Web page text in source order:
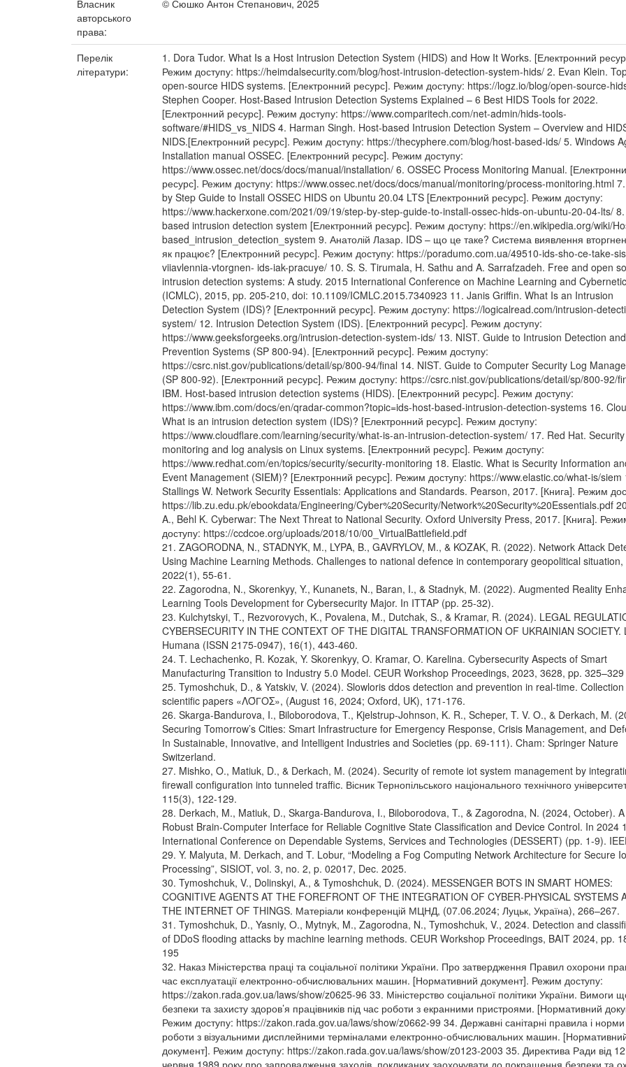
Власник
авторського
права:
© Сюшко Антон Степанович, 2025
Перелік
літератури:
1. Dora Tudor. What Is a Host Intrusion Detection System (HIDS) and How It Works. [Електронний
Режим доступу: https://heimdalsecurity.com/blog/host-intrusion-detection-system-hids/ 2. Evan Klein.
open-source HIDS systems. [Електронний ресурс]. Режим доступу: https://logz.io/blog/open-source-
Stephen Cooper. Host-Based Intrusion Detection Systems Explained – 6 Best HIDS Tools for 2022.
[Електронний ресурс]. Режим доступу: https://www.comparitech.com/net-admin/hids-tools-
software/#HIDS_vs_NIDS 4. Harman Singh. Host-based Intrusion Detection System – Overview and
NIDS.[Електронний ресурс]. Режим доступу: https://thecyphere.com/blog/host-based-ids/ 5. Windows
Installation manual OSSEC. [Електронний ресурс]. Режим доступу:
https://www.ossec.net/docs/docs/manual/installation/ 6. OSSEC Process Monitoring Manual.
ресурс]. Режим доступу: https://www.ossec.net/docs/docs/manual/monitoring/process-monitoring.html
by Step Guide to Install OSSEC HIDS on Ubuntu 20.04 LTS [Електронний ресурс]. Режим доступу:
https://www.hackerxone.com/2021/09/19/step-by-step-guide-to-install-ossec-hids-on-ubuntu-20-04-lts/
based intrusion detection system [Електронний ресурс]. Режим доступу: https://en.wikipedia.org/wiki/
based_intrusion_detection_system 9. Анатолій Лазар. IDS – що це таке? Система виявлення
як працює? [Електронний ресурс]. Режим доступу: https://poradumo.com.ua/49510-ids-sho-ce-take-
viiavlennia-vtorgnen- ids-iak-pracuye/ 10. S. S. Tirumala, H. Sathu and A. Sarrafzadeh. Free and open
intrusion detection systems: A study. 2015 International Conference on Machine Learning and
(ICMLC), 2015, pp. 205-210, doi: 10.1109/ICMLC.2015.7340923 11. Janis Griffin. What Is an Intrusion
Detection System (IDS)? [Електронний ресурс]. Режим доступу: https://logicalread.com/intrusion-
system/ 12. Intrusion Detection System (IDS). [Електронний ресурс]. Режим доступу:
https://www.geeksforgeeks.org/intrusion-detection-system-ids/ 13. NIST. Guide to Intrusion Detection and
Prevention Systems (SP 800-94). [Електронний ресурс]. Режим доступу:
https://csrc.nist.gov/publications/detail/sp/800-94/final 14. NIST. Guide to Computer Security Log
(SP 800-92). [Електронний ресурс]. Режим доступу: https://csrc.nist.gov/publications/detail/sp/800-92/
IBM. Host-based intrusion detection systems (HIDS). [Електронний ресурс]. Режим доступу:
https://www.ibm.com/docs/en/qradar-common?topic=ids-host-based-intrusion-detection-systems 16.
What is an intrusion detection system (IDS)? [Електронний ресурс]. Режим доступу:
https://www.cloudflare.com/learning/security/what-is-an-intrusion-detection-system/ 17. Red Hat. Security
monitoring and log analysis on Linux systems. [Електронний ресурс]. Режим доступу:
https://www.redhat.com/en/topics/security/security-monitoring 18. Elastic. What is Security Information
Event Management (SIEM)? [Електронний ресурс]. Режим доступу: https://www.elastic.co/what-is/siem
Stallings W. Network Security Essentials: Applications and Standards. Pearson, 2017. [Книга]. Режим
https://lib.zu.edu.pk/ebookdata/Engineering/Cyber%20Security/Network%20Security%20Essentials.pdf
A., Behl K. Cyberwar: The Next Threat to National Security. Oxford University Press, 2017. [Книга].
доступу: https://ccdcoe.org/uploads/2018/10/00_VirtualBattlefield.pdf
21. ZAGORODNA, N., STADNYK, M., LYPA, B., GAVRYLOV, M., & KOZAK, R. (2022). Network Attack
Using Machine Learning Methods. Challenges to national defence in contemporary geopolitical situation,
2022(1), 55-61.
22. Zagorodna, N., Skorenkyy, Y., Kunanets, N., Baran, I., & Stadnyk, M. (2022). Augmented Reality
Learning Tools Development for Cybersecurity Major. In ITTAP (pp. 25-32).
23. Kulchytskyi, T., Rezvorovych, K., Povalena, M., Dutchak, S., & Kramar, R. (2024). LEGAL
CYBERSECURITY IN THE CONTEXT OF THE DIGITAL TRANSFORMATION OF UKRAINIAN SOCIETY.
Humana (ISSN 2175-0947), 16(1), 443-460.
24. T. Lechachenko, R. Kozak, Y. Skorenkyy, O. Kramar, O. Karelina. Cybersecurity Aspects of Smart
Manufacturing Transition to Industry 5.0 Model. CEUR Workshop Proceedings, 2023, 3628, pp. 325–329
25. Tymoshchuk, D., & Yatskiv, V. (2024). Slowloris ddos detection and prevention in real-time.
scientific papers «ΛΌГOΣ», (August 16, 2024; Oxford, UK), 171-176.
26. Skarga-Bandurova, I., Biloborodova, T., Kjelstrup-Johnson, K. R., Scheper, T. V. O., & Derkach, M.
Securing Tomorrow’s Cities: Smart Infrastructure for Emergency Response, Crisis Management, and
In Sustainable, Innovative, and Intelligent Industries and Societies (pp. 69-111). Cham: Springer Nature
Switzerland.
27. Mishko, O., Matiuk, D., & Derkach, M. (2024). Security of remote iot system management by
firewall configuration into tunneled traffic. Вісник Тернопільського національного технічного
115(3), 122-129.
28. Derkach, M., Matiuk, D., Skarga-Bandurova, I., Biloborodova, T., & Zagorodna, N. (2024, October). A
Robust Brain-Computer Interface for Reliable Cognitive State Classification and Device Control. In 2024
International Conference on Dependable Systems, Services and Technologies (DESSERT) (pp. 1-9).
29. Y. Malyuta, M. Derkach, and T. Lobur, “Modeling a Fog Computing Network Architecture for Secure
Processing”, SISIOT, vol. 3, no. 2, p. 02017, Dec. 2025.
30. Tymoshchuk, V., Dolinskyi, A., & Tymoshchuk, D. (2024). MESSENGER BOTS IN SMART HOMES:
COGNITIVE AGENTS AT THE FOREFRONT OF THE INTEGRATION OF CYBER-PHYSICAL SYSTEMS
THE INTERNET OF THINGS. Матеріали конференцій МЦНД, (07.06.2024; Луцьк, Україна), 266–267.
31. Tymoshchuk, D., Yasniy, O., Mytnyk, M., Zagorodna, N., Tymoshchuk, V., 2024. Detection and
of DDoS flooding attacks by machine learning methods. CEUR Workshop Proceedings, BAIT 2024, pp.
195
32. Наказ Міністерства праці та соціальної політики України. Про затвердження Правил охорони
час експлуатації електронно-обчислювальних машин. [Нормативний документ]. Режим доступу:
https://zakon.rada.gov.ua/laws/show/z0625-96 33. Міністерство соціальної політики України. Вимоги
безпеки та захисту здоров’я працівників під час роботи з екранними пристроями. [Нормативний
Режим доступу: https://zakon.rada.gov.ua/laws/show/z0662-99 34. Державні санітарні правила і норми
роботи з візуальними дисплейними терміналами електронно-обчислювальних машин.
документ]. Режим доступу: https://zakon.rada.gov.ua/laws/show/z0123-2003 35. Директива Ради від 12
червня 1989 року про запровадження заходів, покликаних заохочувати до покращення безпеки та